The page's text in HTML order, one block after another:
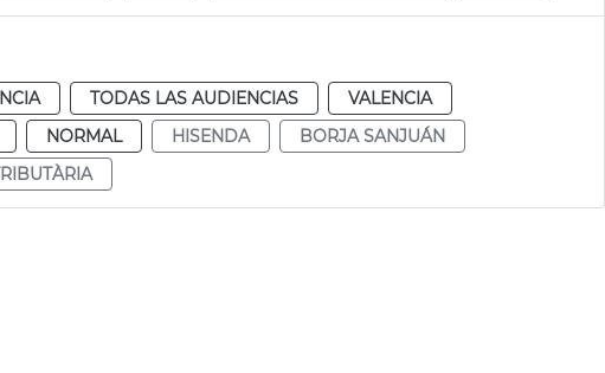
TODAS LAS AUDIENCIAS
VALENCIA
NORMAL HISENDA
BORJA SANJUÁN